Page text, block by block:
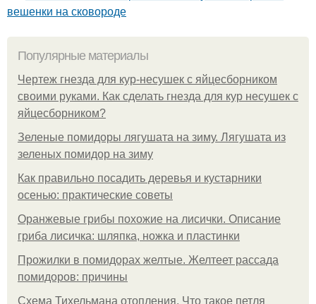
вешенки на сковороде
Популярные материалы
Чертеж гнезда для кур-несушек с яйцесборником
своими руками. Как сделать гнезда для кур несушек с
яйцесборником?
Зеленые помидоры лягушата на зиму. Лягушата из
зеленых помидор на зиму
Как правильно посадить деревья и кустарники
осенью: практические советы
Оранжевые грибы похожие на лисички. Описание
гриба лисичка: шляпка, ножка и пластинки
Прожилки в помидорах желтые. Желтеет рассада
помидоров: причины
Схема Тихельмана отопления. Что такое петля